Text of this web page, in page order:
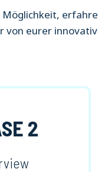
von eurer
2